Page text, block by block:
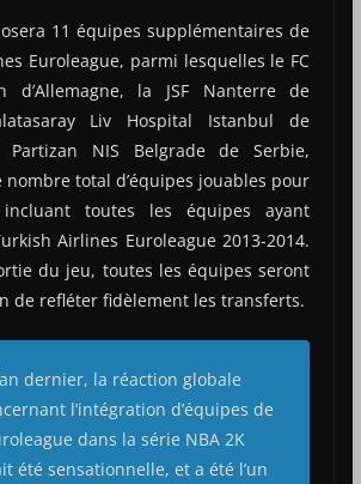
11 équipes supplémentaires de
Euroleague, parmi lesquelles le FC
d’Allemagne, la JSF Nanterre de
Liv Hospital Istanbul de
NIS Belgrade de Serbie,
nombre total d’équipes jouables pour
incluant toutes les équipes ayant
Airlines Euroleague 2013-2014.
du jeu, toutes les équipes seront
de refléter fidèlement les transferts.
dernier, la réaction globale
l’intégration d’équipes de
dans la série NBA 2K
été sensationnelle, et a été l’un